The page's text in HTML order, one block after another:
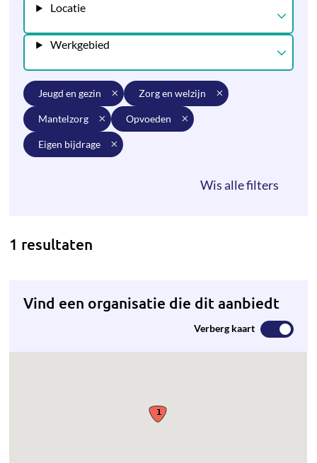
Locatie
Werkgebied
jeugd en gezin zorg en welzijn
mantelzorg opvoeden
eigen bijdrage
1 resultaten
Vind een organisatie die dit aanbiedt
Verberg kaart